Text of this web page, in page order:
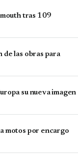
tras 109
de las obras para
su nueva imagen
motos por encargo